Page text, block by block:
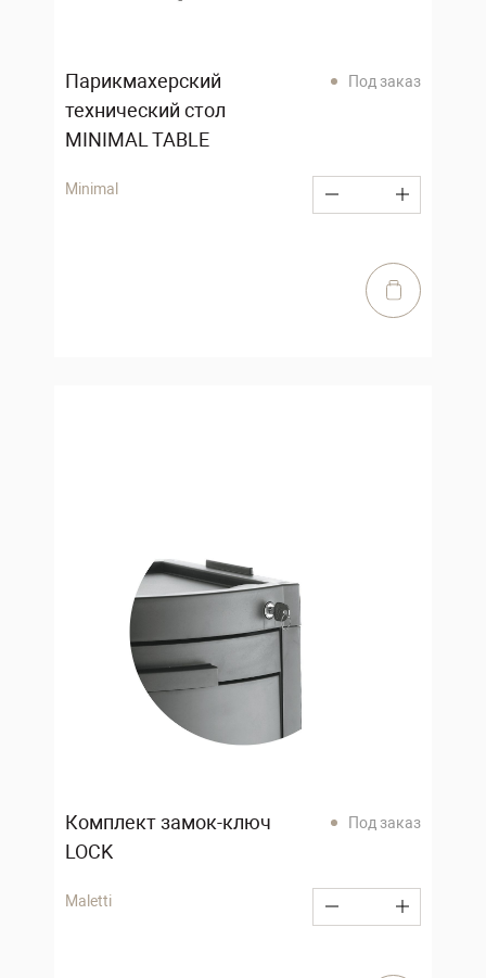
Парикмахерский
технический стол
MINIMAL TABLE
Под заказ
Minimal
Комплект замок-ключ
LOCK
Под заказ
Maletti